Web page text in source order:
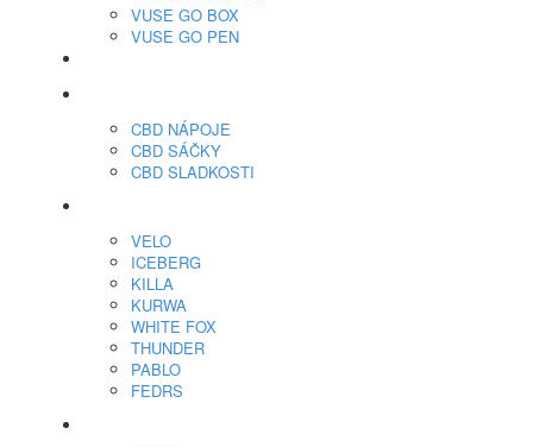
VUSE GO BOX
VUSE GO PEN
CBD NÁPOJE
CBD SÁČKY
CBD SLADKOSTI
VELO
ICEBERG
KILLA
KURWA
WHITE FOX
THUNDER
PABLO
FEDRS